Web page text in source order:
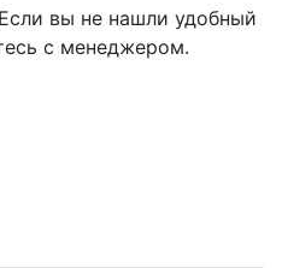
вы не нашли удобный
с менеджером.